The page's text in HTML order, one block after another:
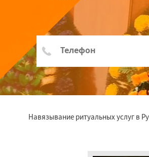
Навязывание ритуальных услуг в